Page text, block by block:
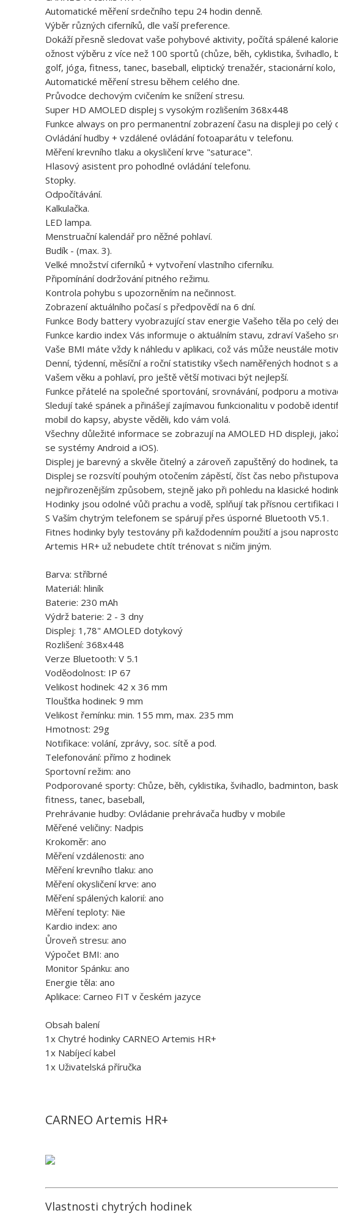
Automatické měření srdečního tepu 24 hodin denně.
Výběr různých ciferníků, dle vaší preference.
Dokáží přesně sledovat vaše pohybové aktivity, počítá spálené
ožnost výběru z více než 100 sportů (chůze, běh, cyklistika,
golf, jóga, fitness, tanec, baseball, eliptický trenažér, stacionární
Automatické měření stresu během celého dne.
Průvodce dechovým cvičením ke snížení stresu.
Super HD AMOLED displej s vysokým rozlišením 368x448
Funkce always on pro permanentní zobrazení času na displeji po celý
Ovládání hudby + vzdálené ovládání fotoaparátu v telefonu.
Měření krevního tlaku a okysličení krve "saturace".
Hlasový asistent pro pohodlné ovládání telefonu.
Stopky.
Odpočítávání.
Kalkulačka.
LED lampa.
Menstruační kalendář pro něžné pohlaví.
Budík - (max. 3).
Velké množství ciferníků + vytvoření vlastního ciferníku.
Připomínání dodržování pitného režimu.
Kontrola pohybu s upozorněním na nečinnost.
Zobrazení aktuálního počasí s předpovědí na 6 dní.
Funkce Body battery vyobrazující stav energie Vašeho těla po celý
Funkce kardio index Vás informuje o aktuálním stavu, zdraví Vašeho
Vaše BMI máte vždy k náhledu v aplikaci, což vás může neustále
Denní, týdenní, měsíční a roční statistiky všech naměřených hodnot s
Vašem věku a pohlaví, pro ještě větší motivaci být nejlepší.
Funkce přátelé na společné sportování, srovnávání, podporu a
Sledují také spánek a přinášejí zajímavou funkcionalitu v podobě
mobil do kapsy, abyste věděli, kdo vám volá.
Všechny důležité informace se zobrazují na AMOLED HD displeji,
se systémy Android a iOS).
Displej je barevný a skvěle čitelný a zároveň zapuštěný do hodinek,
Displej se rozsvítí pouhým otočením zápěstí, číst čas nebo
nejpřirozenějším způsobem, stejně jako při pohledu na klasické
Hodinky jsou odolné vůči prachu a vodě, splňují tak přísnou certifikaci
S Vaším chytrým telefonem se spárují přes úsporné Bluetooth V5.1.
Fitnes hodinky byly testovány při každodenním použití a jsou
Artemis HR+ už nebudete chtít trénovat s ničím jiným.
Barva: stříbrné
Materiál: hliník
Baterie: 230 mAh
Výdrž baterie: 2 - 3 dny
Displej: 1,78" AMOLED dotykový
Rozlišení: 368x448
Verze Bluetooth: V 5.1
Voděodolnost: IP 67
Velikost hodinek: 42 x 36 mm
Tloušťka hodinek: 9 mm
Velikost řemínku: min. 155 mm, max. 235 mm
Hmotnost: 29g
Notifikace: volání, zprávy, soc. sítě a pod.
Telefonování: přímo z hodinek
Sportovní režim: ano
Podporované sporty: Chůze, běh, cyklistika, švihadlo, badminton,
fitness, tanec, baseball,
Prehrávanie hudby: Ovládanie prehrávača hudby v mobile
Měřené veličiny: Nadpis
Krokoměr: ano
Měření vzdálenosti: ano
Měření krevního tlaku: ano
Měření okysličení krve: ano
Měření spálených kalorií: ano
Měření teploty: Nie
Kardio index: ano
Ůroveň stresu: ano
Výpočet BMI: ano
Monitor Spánku: ano
Energie těla: ano
Aplikace: Carneo FIT v českém jazyce
Obsah balení
1x Chytré hodinky CARNEO Artemis HR+
1x Nabíjecí kabel
1x Uživatelská příručka
CARNEO Artemis HR+
Vlastnosti chytrých hodinek